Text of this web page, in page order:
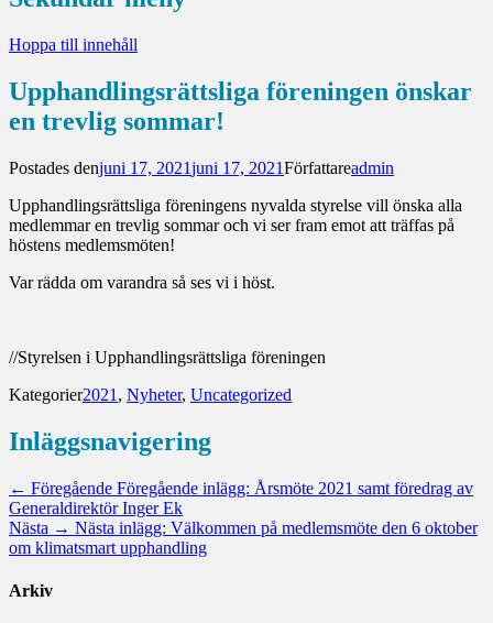
Hoppa till innehåll
Upphandlingsrättsliga föreningen önskar
en trevlig sommar!
Postades denjuni 17, 2021juni 17, 2021Författareadmin
Upphandlingsrättsliga föreningens nyvalda styrelse vill önska alla
medlemmar en trevlig sommar och vi ser fram emot att träffas på
höstens medlemsmöten!
Var rädda om varandra så ses vi i höst.
//Styrelsen i Upphandlingsrättsliga föreningen
Kategorier2021 , Nyheter, Uncategorized
Inläggsnavigering
← Föregående Föregående inlägg: Årsmöte 2021 samt föredrag av
Generaldirektör Inger Ek
Nästa → Nästa inlägg: Välkommen på medlemsmöte den 6 oktober
om klimatsmart upphandling
Arkiv